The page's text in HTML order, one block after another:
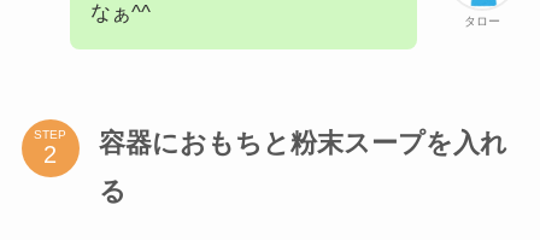
タロー
なぁ^^
STEP
容器におもちと粉末スープを入れ
る